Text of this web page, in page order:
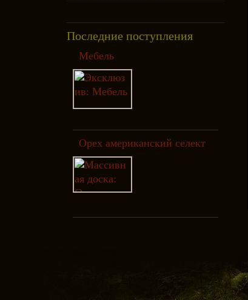
Последние поступления
Мебель
Орех американский селект